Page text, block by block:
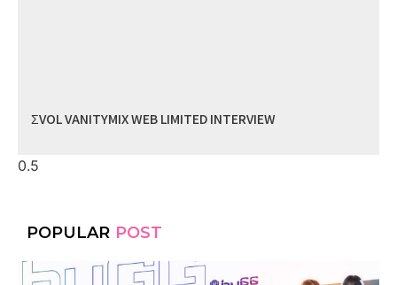
ΣVOL VANITYMIX WEB LIMITED INTERVIEW
POPULAR POST